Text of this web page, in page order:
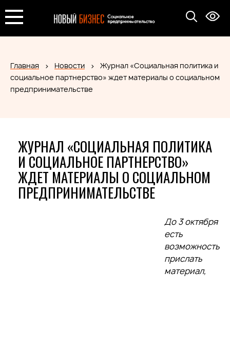
Главная Новости
Журнал «Социальная политика и
социальное партнерство» ждет материалы о социальном
предпринимательстве
ЖУРНАЛ «СОЦИАЛЬНАЯ ПОЛИТИКА
И СОЦИАЛЬНОЕ ПАРТНЕРСТВО»
ЖДЕТ МАТЕРИАЛЫ О СОЦИАЛЬНОМ
ПРЕДПРИНИМАТЕЛЬСТВЕ
До 3 октября
есть
возможность
прислать
материал,